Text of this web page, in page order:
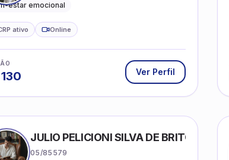
estar emocional
ativo Online
130 Ver Perfil
JULIO PELICIONI SILVA DE BRITO
05/85579